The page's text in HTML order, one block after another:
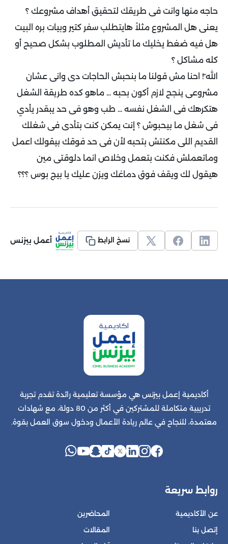
حاجه منها وانت فى طريقك لتحقيق أهداف مشروعك ؟
يعنى هل المشروع مثلاً هايتطلب سفر كتير وبيات بره البيت
هل فيه ضغط يخليك ما تأديش المطلوب بشكل صحيح أو
كله مشاكل ؟
الله ّ! احنا مش قولنا ما بنحبش الحاجات دى وانى عشان
مشروعى ينجح لازم أكون بحبه ... ماهو كده طريقة الشغل
هتكرهك فى الشغل نفسه ... طب وهو فى حد يبقدر يأدي
فى شغل ما بيحبوش ؟ إنت يمكن كنت بتأدى فى شغلك
القديم اللى مكنتش بتحبه لأن فى حد فوقك بيقولك اعمل
وماتعملش فكنت بتعمل وخلاص انما دلوقتى مين
هيقول لك ويقف فوق دماغك ويزن عليك يا بيج بوس ؟؟؟
نسخ الرابط أعمل بيزنس
أكاديمية إعمل بيزنس هي مؤسسة تعليمية رائدة تقدم تجربة
تدريبية متكاملة للمشتركين في أكثر من 80 دولة، مع شهادات
معتمدة، للنجاح في عالم ريادة الأعمال ودخول سوق العمل بقوة.
روابط سريعة
عن الأكاديمية
إتصل بنا
المحاضرين
المقالات